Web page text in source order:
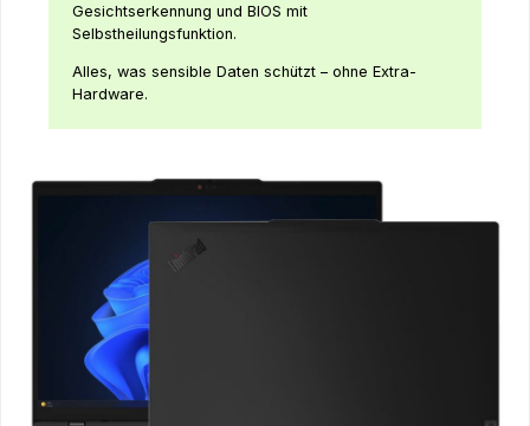
Gesichtserkennung und BIOS mit
Selbstheilungsfunktion.
Alles, was sensible Daten schützt – ohne Extra-
Hardware.